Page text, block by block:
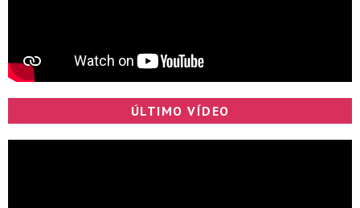
ÚLTIMO VÍDEO